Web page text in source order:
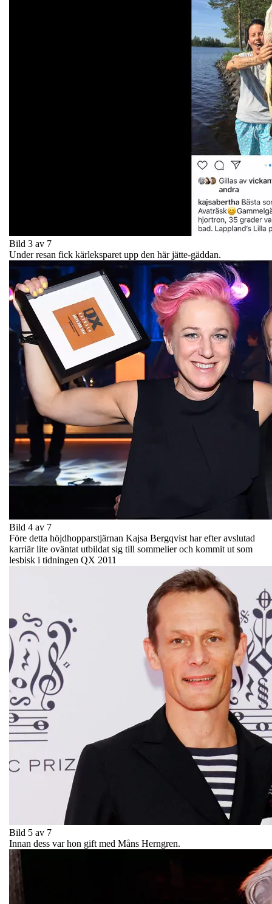
Bild 3 av 7
Under resan fick kärleksparet upp den här jätte-gäddan.
Bild 4 av 7
Före detta höjdhopparstjärnan Kajsa Bergqvist har efter avslutad
karriär lite oväntat utbildat sig till sommelier och kommit ut som
lesbisk i tidningen QX 2011
Bild 5 av 7
Innan dess var hon gift med Måns Herngren.